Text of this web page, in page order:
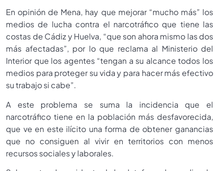
En opinión de Mena, hay que mejorar “mucho más” los
medios de lucha contra el narcotráfico que tiene las
costas de Cádiz y Huelva, “que son ahora mismo las dos
más afectadas”, por lo que reclama al Ministerio del
Interior que los agentes “tengan a su alcance todos los
medios para proteger su vida y para hacer más efectivo
su trabajo si cabe”.
A este problema se suma la incidencia que el
narcotráfico tiene en la población más desfavorecida,
que ve en este ilícito una forma de obtener ganancias
que no consiguen al vivir en territorios con menos
recursos sociales y laborales.